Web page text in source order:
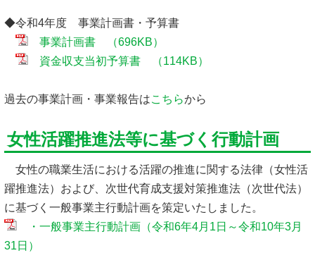
◆令和4年度 事業計画書・予算書
事業計画書 （696KB）
資金収支当初予算書 （114KB）
過去の事業計画・事業報告はこちらから
女性活躍推進法等に基づく行動計画
女性の職業生活における活躍の推進に関する法律（女性活
躍推進法）および、次世代育成支援対策推進法（次世代法）
に基づく一般事業主行動計画を策定いたしました。
・一般事業主行動計画（令和6年4月1日～令和10年3月
31日）